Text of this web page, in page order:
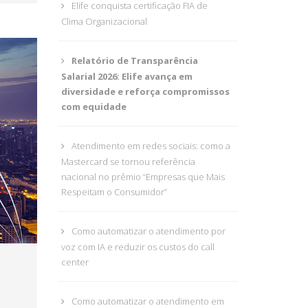
Elife conquista certificação FIA de
Clima Organizacional
Relatório de Transparência
Salarial 2026: Elife avança em
diversidade e reforça compromissos
com equidade
Atendimento em redes sociais: como a
Mastercard se tornou referência
nacional no prêmio “Empresas que Mais
Respeitam o Consumidor”
Como automatizar o atendimento por
voz com IA e reduzir os custos do call
center
Como automatizar o atendimento em